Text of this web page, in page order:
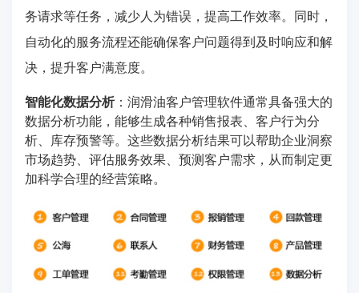
务请求等任务，减少人为错误，提高工作效率。同时，
自动化的服务流程还能确保客户问题得到及时响应和解
决，提升客户满意度。
智能化数据分析：润滑油客户管理软件通常具备强大的
数据分析功能，能够生成各种销售报表、客户行为分
析、库存预警等。这些数据分析结果可以帮助企业洞察
市场趋势、评估服务效果、预测客户需求，从而制定更
加科学合理的经营策略。